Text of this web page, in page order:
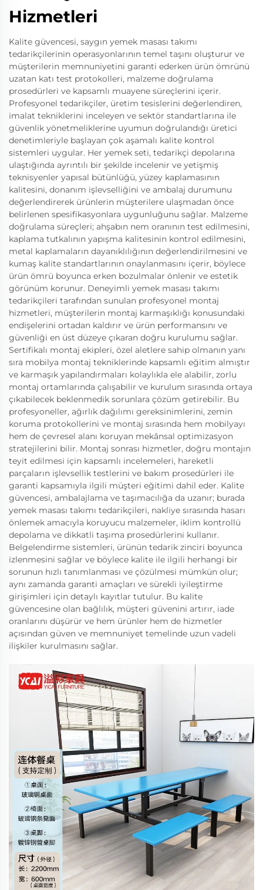
Hizmetleri
Kalite güvencesi, saygın yemek masası takımı
tedarikçilerinin operasyonlarının temel taşını oluşturur ve
müşterilerin memnuniyetini garanti ederken ürün ömrünü
uzatan katı test protokolleri, malzeme doğrulama
prosedürleri ve kapsamlı muayene süreçlerini içerir.
Profesyonel tedarikçiler, üretim tesislerini değerlendiren,
imalat tekniklerini inceleyen ve sektör standartlarına ile
güvenlik yönetmeliklerine uyumun doğrulandığı üretici
denetimleriyle başlayan çok aşamalı kalite kontrol
sistemleri uygular. Her yemek seti, tedarikçi depolarına
ulaştığında ayrıntılı bir şekilde incelenir ve yetişmiş
teknisyenler yapısal bütünlüğü, yüzey kaplamasının
kalitesini, donanım işlevselliğini ve ambalaj durumunu
değerlendirerek ürünlerin müşterilere ulaşmadan önce
belirlenen spesifikasyonlara uygunluğunu sağlar. Malzeme
doğrulama süreçleri; ahşabın nem oranının test edilmesini,
kaplama tutkalının yapışma kalitesinin kontrol edilmesini,
metal kaplamaların dayanıklılığının değerlendirilmesini ve
kumaş kalite standartlarının onaylanmasını içerir, böylece
ürün ömrü boyunca erken bozulmalar önlenir ve estetik
görünüm korunur. Deneyimli yemek masası takımı
tedarikçileri tarafından sunulan profesyonel montaj
hizmetleri, müşterilerin montaj karmaşıklığı konusundaki
endişelerini ortadan kaldırır ve ürün performansını ve
güvenliği en üst düzeye çıkaran doğru kurulumu sağlar.
Sertifikalı montaj ekipleri, özel aletlere sahip olmanın yanı
sıra mobilya montaj tekniklerinde kapsamlı eğitim almıştır
ve karmaşık yapılandırmaları kolaylıkla ele alabilir, zorlu
montaj ortamlarında çalışabilir ve kurulum sırasında ortaya
çıkabilecek beklenmedik sorunlara çözüm getirebilir. Bu
profesyoneller, ağırlık dağılımı gereksinimlerini, zemin
koruma protokollerini ve montaj sırasında hem mobilyayı
hem de çevresel alanı koruyan mekânsal optimizasyon
stratejilerini bilir. Montaj sonrası hizmetler, doğru montajın
teyit edilmesi için kapsamlı incelemeleri, hareketli
parçaların işlevsellik testlerini ve bakım prosedürleri ile
garanti kapsamıyla ilgili müşteri eğitimi dahil eder. Kalite
güvencesi, ambalajlama ve taşımacılığa da uzanır; burada
yemek masası takımı tedarikçileri, nakliye sırasında hasarı
önlemek amacıyla koruyucu malzemeler, iklim kontrollü
depolama ve dikkatli taşıma prosedürlerini kullanır.
Belgelendirme sistemleri, ürünün tedarik zinciri boyunca
izlenmesini sağlar ve böylece kalite ile ilgili herhangi bir
sorunun hızlı tanımlanması ve çözülmesi mümkün olur;
aynı zamanda garanti amaçları ve sürekli iyileştirme
girişimleri için detaylı kayıtlar tutulur. Bu kalite
güvencesine olan bağlılık, müşteri güvenini artırır, iade
oranlarını düşürür ve hem ürünler hem de hizmetler
açısından güven ve memnuniyet temelinde uzun vadeli
ilişkiler kurulmasını sağlar.